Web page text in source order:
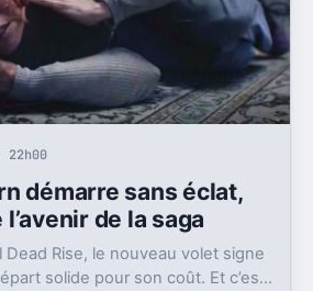
démarre sans éclat,
de la saga
Rise, le nouveau volet signe
solide pour son coût. Et c’est